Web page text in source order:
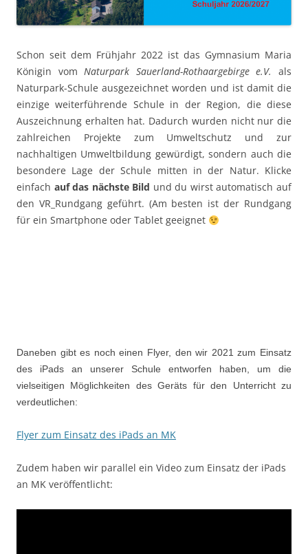
Schon seit dem Frühjahr 2022 ist das Gymnasium Maria
Königin vomNaturpark Sauerland-Rothaargebirge e.V.
als
Naturpark-Schule ausgezeichnet worden und ist damit die
einzige weiterführende Schule in der Region, die diese
Auszeichnung erhalten hat. Dadurch wurden nicht nur die
zahlreichen Projekte zum Umweltschutz und zur
nachhaltigen Umweltbildung gewürdigt, sondern auch die
besondere Lage der Schule mitten in der Natur. Klicke
einfach auf das nächste Bild und du wirst automatisch auf
den VR_Rundgang geführt. (Am besten ist der Rundgang
für ein Smartphone oder Tablet geeignet
Daneben gibt es noch einen Flyer, den wir 2021 zum Einsatz
des iPads an unserer Schule entworfen haben, um die
vielseitigen Möglichkeiten des Geräts für den Unterricht zu
verdeutlichen:
Flyer zum Einsatz des iPads an MK
Zudem haben wir parallel ein Video zum Einsatz der iPads
an MK veröffentlicht: